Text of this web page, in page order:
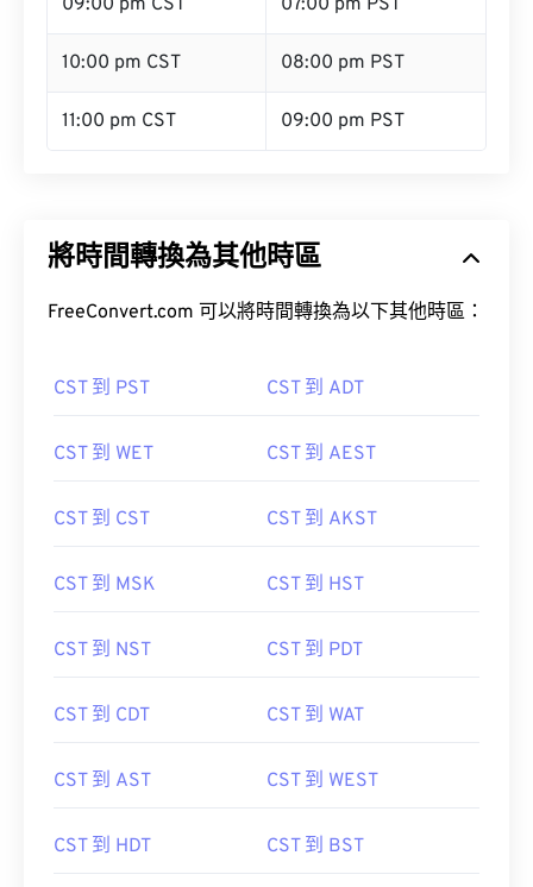
09:00 pm CST 07:00 pm PST
10:00 pm CST 08:00 pm PST
11:00 pm CST 09:00 pm PST
將時間轉換為其他時區
FreeConvert.com 可以將時間轉換為以下其他時區：
CST 到 PST CST 到 ADT
CST 到 WET CST 到 AEST
CST 到 CST CST 到 AKST
CST 到 MSK CST 到 HST
CST 到 NST CST 到 PDT
CST 到 CDT CST 到 WAT
CST 到 AST CST 到 WEST
CST 到 HDT CST 到 BST